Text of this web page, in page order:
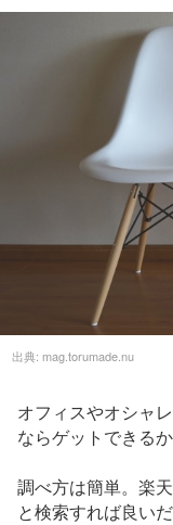
出典: mag.torumade.nu
オフィスやオシャ
ならゲットできる
調べ方は簡単。楽
と検索すれば良い